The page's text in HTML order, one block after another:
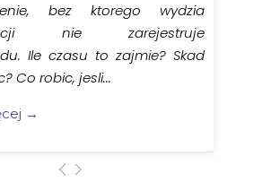
bez ktorego wydzia
nie zarejestruje
Ile czasu to zajmie? Skad
Co robic, jesli...
→